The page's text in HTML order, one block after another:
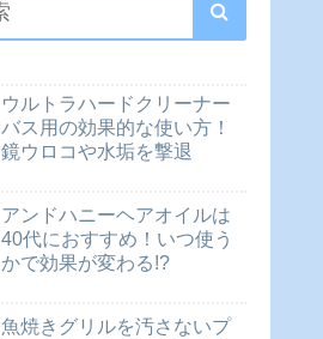
ウルトラハードクリーナー
バス用の効果的な使い方！
鏡ウロコや水垢を撃退
アンドハニーヘアオイルは
40代におすすめ！いつ使う
かで効果が変わる!?
魚焼きグリルを汚さないプ